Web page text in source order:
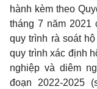
hành kèm theo
tháng 7 năm 2021
quy trình rà soát
quy trình xác định
nghiệp và diêm
đoạn 2022-2025